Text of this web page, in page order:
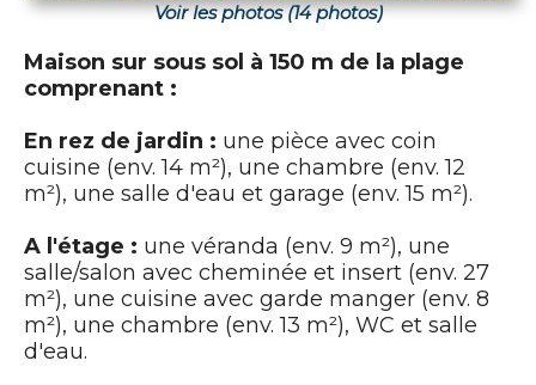
Voir les photos (14 photos)
Maison sur sous sol à 150 m de la plage
comprenant :
En rez de jardin : une pièce avec coin
cuisine (env. 14 m²), une chambre (env. 12
m²), une salle d'eau et garage (env. 15 m²).
A l'étage : une véranda (env. 9 m²), une
salle/salon avec cheminée et insert (env. 27
m²), une cuisine avec garde manger (env. 8
m²), une chambre (env. 13 m²), WC et salle
d'eau.